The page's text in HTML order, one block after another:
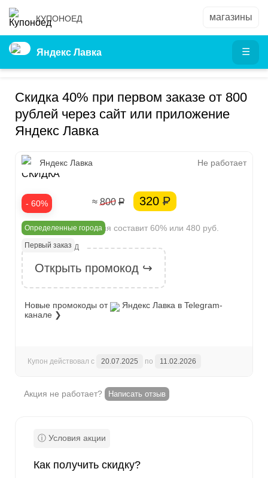
КУПОНОЕД
Яндекс Лавка
Скидка 40% при первом заказе от 800
рублей через сайт или приложение
Яндекс Лавка
- 60%
40%
СКИДКА
Яндекс Лавка Не работает
≈ 800 Р 320 Р
Ваша экономия составит 60% или 480 руб.
Открыть промокод ↪
Новые промокоды от Яндекс Лавка в Telegram-
канале ❯
Определенные города
Первый заказ
Купон действовал с 20.07.2025 по 11.02.2026
Акция не работает? Написать отзыв
Как получить скидку?